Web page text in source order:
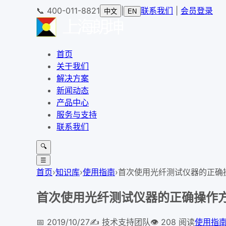
📞 400-011-8821 中文 EN 联系我们 会员登录
首页
关于我们
解决方案
新闻动态
产品中心
服务与支持
联系我们
🔍
☰
首页›知识库›使用指南›首次使用光纤测试仪器的正确
首次使用光纤测试仪器的正确操作
📅 2019/10/27✍️ 技术支持团队👁 208 阅读使用指南